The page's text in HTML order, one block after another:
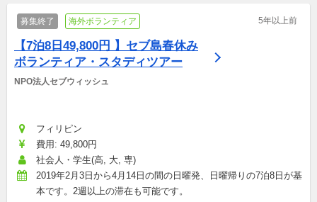
募集終了 海外ボランティア 5年以上前
【7泊8日49,800円 】セブ島春休み
ボランティア・スタディツアー
NPO法人セブウィッシュ
フィリピン
費用: 49,800円
社会人・学生(高, 大, 専)
2019年2月3日から4月14日の間の日曜発、日曜帰りの7泊8日が基
本です。2週以上の滞在も可能です。